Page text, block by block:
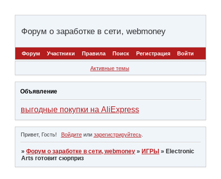
Форум о заработке в сети, webmoney
Форум Участники Правила Поиск Регистрация Войти
Активные темы
Объявление
выгодные покупки на AliExpress
Привет, Гость! Войдитеили зарегистрируйтесь.
»Форум о заработке в сети, webmoney » ИГРЫ » Electronic
Arts готовит сюрприз